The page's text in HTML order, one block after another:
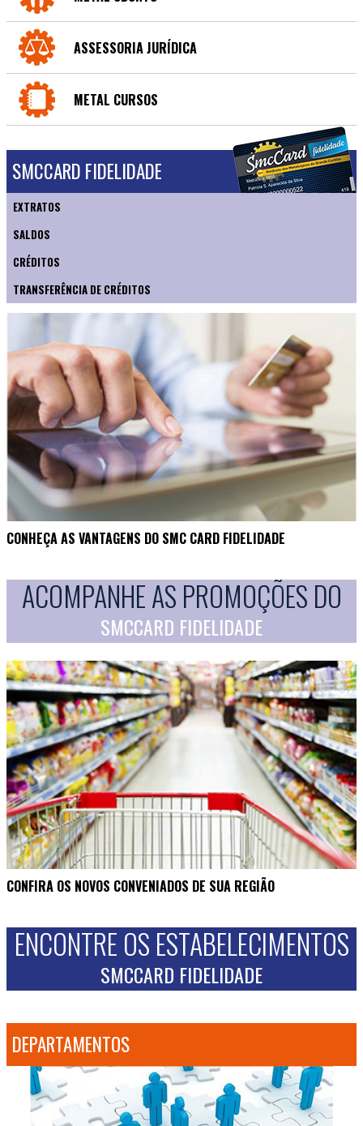
ASSESSORIA JURÍDICA
METAL CURSOS
SMCCARD FIDELIDADE
EXTRATOS
SALDOS
CRÉDITOS
TRANSFERÊNCIA DE CRÉDITOS
CONHEÇA AS VANTAGENS DO SMC CARD FIDELIDADE
ACOMPANHE AS PROMOÇÕES DO
SMCCARD FIDELIDADE
CONFIRA OS NOVOS CONVENIADOS DE SUA REGIÃO
ENCONTRE OS ESTABELECIMENTOS
SMCCARD FIDELIDADE
DEPARTAMENTOS